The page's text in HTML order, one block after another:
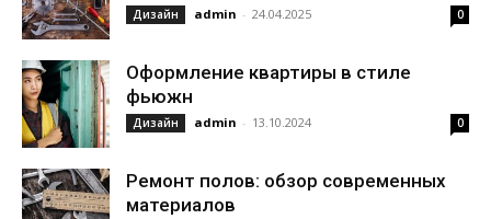
Дизайн admin - 24.04.2025 0
Оформление квартиры в стиле
фьюжн
Дизайн admin - 13.10.2024 0
Ремонт полов: обзор современных
материалов